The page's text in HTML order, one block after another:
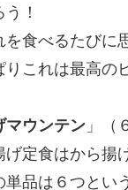
！
を食べるたびに
りこれは最高の
マウンテン 」（
げ定食はから揚
品は６つとい